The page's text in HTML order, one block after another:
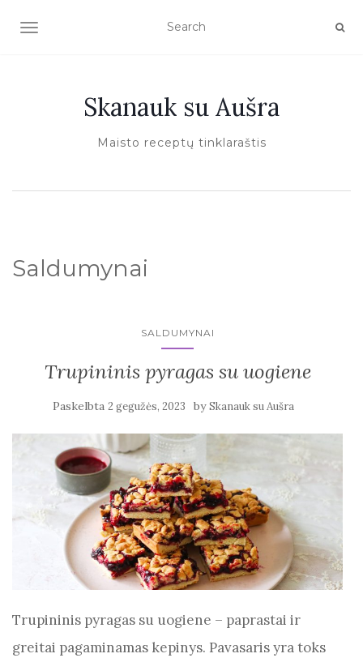
TOGGLE NAVIGATION
Skanauk su Aušra
Maisto receptų tinklaraštis
Saldumynai
SALDUMYNAI
Trupininis pyragas su uogiene
Paskelbta 2 gegužės, 2023 bySkanauk su Aušra
Trupininis pyragas su uogiene – paprastai ir
greitai pagaminamas kepinys. Pavasaris yra toks